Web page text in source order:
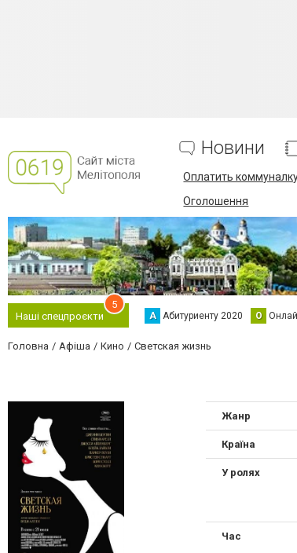
Новини
Оплатить
Оголошення
Наші спецпроєкти
5
А Абитуриенту 2020 О
Головна Афіша Кино Светская жизнь
Жанр
Країна
У ролях
Час